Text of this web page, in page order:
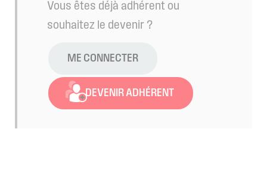
Vous êtes déjà adhérent ou
souhaitez le devenir ?
ME CONNECTER
DEVENIR ADHÉRENT